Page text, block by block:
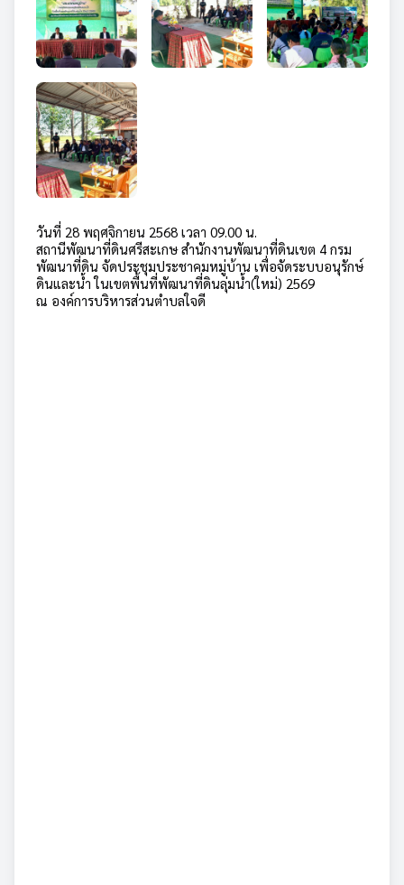
วันที่ 28 พฤศจิกายน 2568 เวลา 09.00 น.
สถานีพัฒนาที่ดินศรีสะเกษ สำนักงานพัฒนาที่ดินเขต 4 กรม
พัฒนาที่ดิน จัดประชุมประชาคมหมู่บ้าน เพื่อจัดระบบอนุรักษ์
ดินและน้ำ ในเขตพื้นที่พัฒนาที่ดินลุ่มน้ำ(ใหม่) 2569
ณ องค์การบริหารส่วนตำบลใจดี